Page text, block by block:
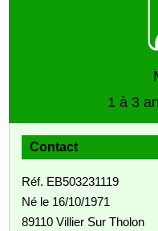
1 à 3
Contact
Réf. EB503231119
Né le 16/10/1971
89110 Villier Sur Tholon